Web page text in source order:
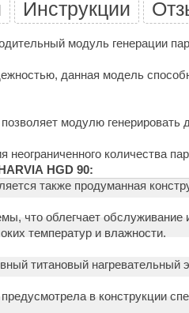
Инструкции
модуль генерации
данная модель
модулю генерировать
количества
также продуманная
что облегчает
температур и влажности.
титановый
в конструкции
HGD 90: